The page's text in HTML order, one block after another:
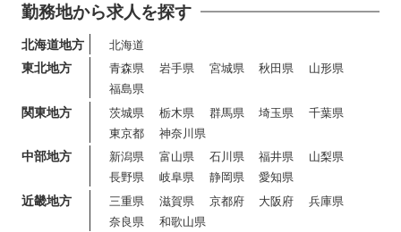
勤務地から求人を探す
北海道地方 北海道
東北地方 青森県 岩手県 宮城県 秋田県
山形県
福島県
関東地方 茨城県 栃木県 群馬県 埼玉県
千葉県
東京都
神奈川県
中部地方 新潟県 富山県 石川県 福井県
山梨県
長野県
岐阜県 静岡県 愛知県
近畿地方 三重県 滋賀県 京都府 大阪府
兵庫県
奈良県
和歌山県